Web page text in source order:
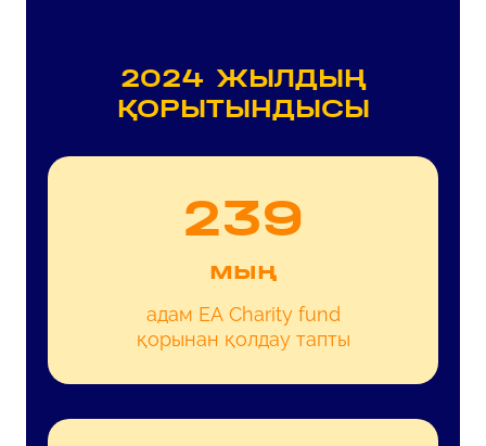
2024 ЖЫЛДЫҢ
ҚОРЫТЫНДЫСЫ
311
мың
адам EA Charity fund
қорынан қолдау тапты